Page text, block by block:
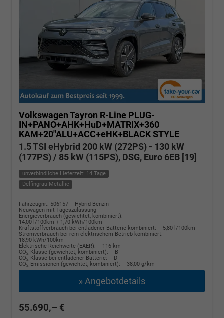
Volkswagen Tayron R-Line PLUG-
IN+PANO+AHK+HuD+MATRIX+360
KAM+20"ALU+ACC+eHK+BLACK STYLE
1.5 TSI eHybrid 200 kW (272PS) - 130 kW
(177PS) / 85 kW (115PS), DSG, Euro 6EB [19]
unverbindliche Lieferzeit: 14 Tage
Delfingrau Metallic
Fahrzeugnr.: 506157
Hybrid Benzin
Neuwagen mit Tageszulassung
Energieverbrauch (gewichtet, kombiniert):
14,00 l/100km + 1,70 kWh/100km
Kraftstoffverbrauch bei entladener Batterie kombiniert:
5,80 l/100km
Stromverbrauch bei rein elektrischem Betrieb kombiniert:
18,90 kWh/100km
Elektrische Reichweite (EAER):
116 km
CO2-Klasse (gewichtet, kombiniert):
B
CO2-Klasse bei entladener Batterie:
D
CO2-Emissionen (gewichtet, kombiniert): 38,00 g/km
» Angebotdetails
55.690,– €